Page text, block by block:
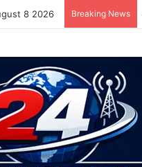
8 2026 Breaking News